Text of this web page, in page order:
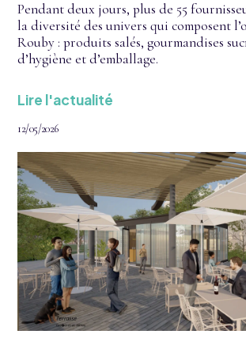
Pendant deux jours, plus de 55
la diversité des univers qui composent
Rouby : produits salés, gourmandises
d’hygiène et d’emballage.
Lire l'actualité
12/05/2026